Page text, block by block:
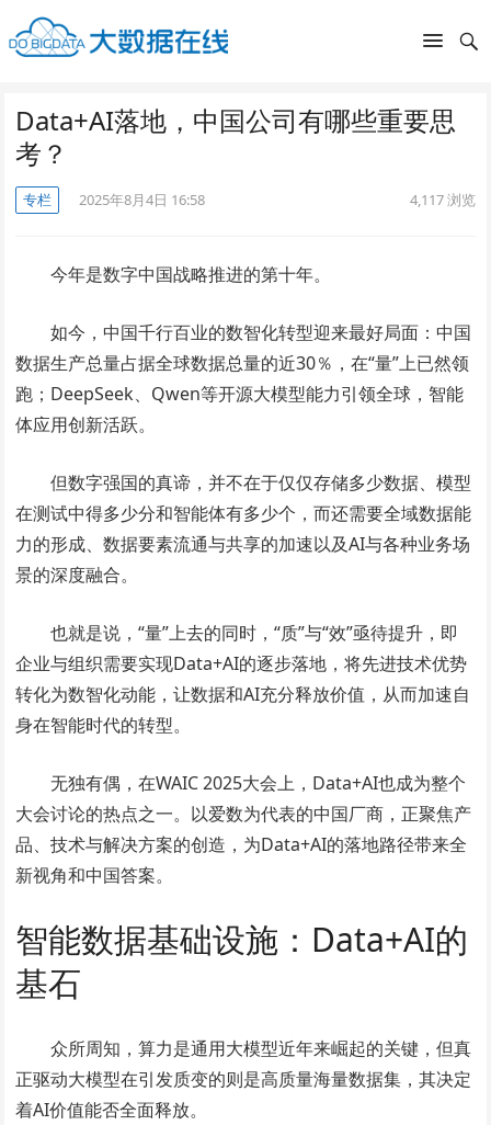
Data+AI落地，中国公司有哪些重要思
考？
专栏 2025年8月4日 16:58 4,117浏览
今年是数字中国战略推进的第十年。
如今，中国千行百业的数智化转型迎来最好局面：中国
数据生产总量占据全球数据总量的近30％，在“量”上已然领
跑；DeepSeek、Qwen等开源大模型能力引领全球，智能
体应用创新活跃。
但数字强国的真谛，并不在于仅仅存储多少数据、模型
在测试中得多少分和智能体有多少个，而还需要全域数据能
力的形成、数据要素流通与共享的加速以及AI与各种业务场
景的深度融合。
也就是说，“量”上去的同时，“质”与“效”亟待提升，即
企业与组织需要实现Data+AI的逐步落地，将先进技术优势
转化为数智化动能，让数据和AI充分释放价值，从而加速自
身在智能时代的转型。
无独有偶，在WAIC 2025大会上，Data+AI也成为整个
大会讨论的热点之一。以爱数为代表的中国厂商，正聚焦产
品、技术与解决方案的创造，为Data+AI的落地路径带来全
新视角和中国答案。
智能数据基础设施：Data+AI的
基石
众所周知，算力是通用大模型近年来崛起的关键，但真
正驱动大模型在引发质变的则是高质量海量数据集，其决定
着AI价值能否全面释放。